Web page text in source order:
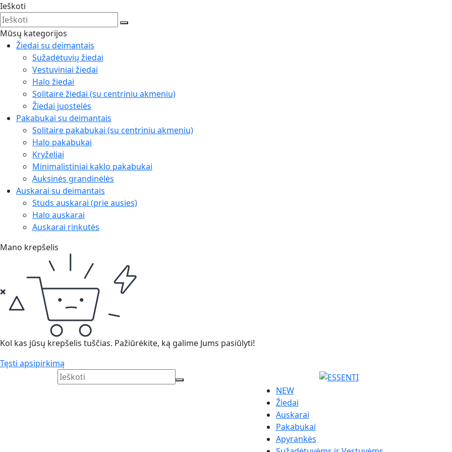
Ieškoti
Mūsų kategorijos
Žiedai su deimantais
Sužadėtuvių žiedai
Vestuviniai žiedai
Halo žiedai
Solitaire žiedai (su centriniu akmeniu)
Žiedai juostelės
Pakabukai su deimantais
Solitaire pakabukai (su centriniu akmeniu)
Halo pakabukai
Kryželiai
Minimalistiniai kaklo pakabukai
Auksinės grandinėlės
Auskarai su deimantais
Studs auskarai (prie ausies)
Halo auskarai
Auskarai rinkutės
Mano krepšelis
Kol kas jūsų krepšelis tuščias. Pažiūrėkite, ką galime Jums pasiūlyti!
Tęsti apsipirkimą
NEW
Žiedai
Auskarai
Pakabukai
Apyrankės